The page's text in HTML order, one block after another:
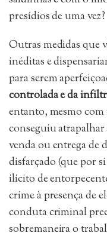
presídios de uma vez?
Outras medidas que
inéditas e
para serem
controlada e da
entanto, mesmo com
conseguiu atrapalhar
venda ou entrega de
disfarçado (que por
ilícito de
crime à presença de
conduta criminal
sobremaneira o